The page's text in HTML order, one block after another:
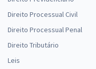
Direito Processual Civil
Direito Processual Penal
Direito Tributário
Leis